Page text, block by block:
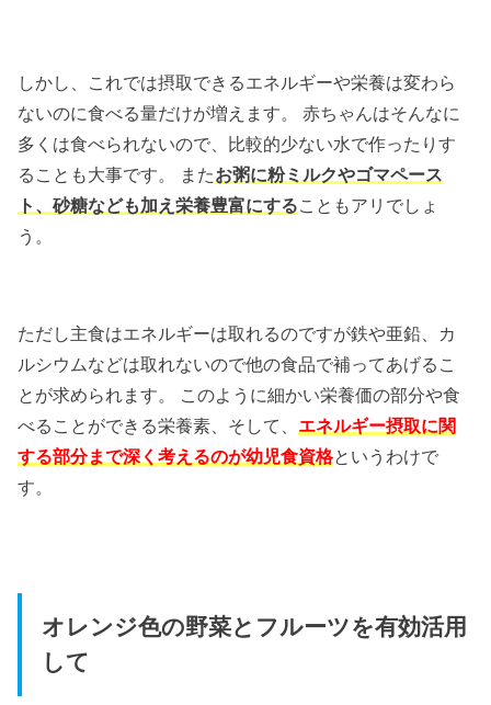
しかし、これでは摂取できるエネルギーや栄養は変わら
ないのに食べる量だけが増えます。 赤ちゃんはそんなに
多くは食べられないので、比較的少ない水で作ったりす
ることも大事です。 またお粥に粉ミルクやゴマペース
ト、砂糖なども加え栄養豊富にすることもアリでしょ
う。
ただし主食はエネルギーは取れるのですが鉄や亜鉛、カ
ルシウムなどは取れないので他の食品で補ってあげるこ
とが求められます。 このように細かい栄養価の部分や食
べることができる栄養素、そして、 エネルギー摂取に関
する部分まで深く考えるのが幼児食資格というわけで
す。
オレンジ色の野菜とフルーツを有効活用
して